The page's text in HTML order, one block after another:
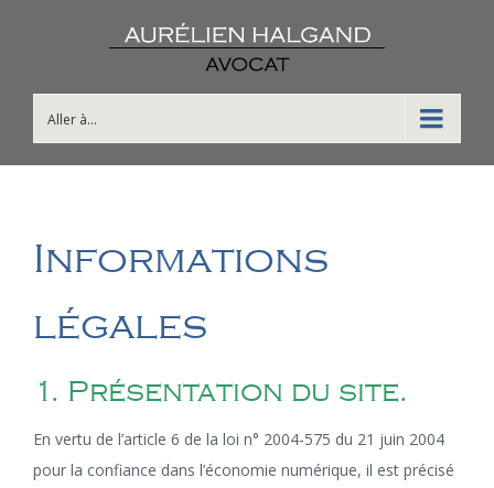
Aller à...
Informations
légales
1. Présentation du site.
En vertu de l’article 6 de la loi n° 2004-575 du 21 juin 2004
pour la confiance dans l’économie numérique, il est précisé